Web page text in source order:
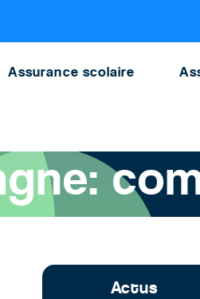
Assurance scolaire
Actus